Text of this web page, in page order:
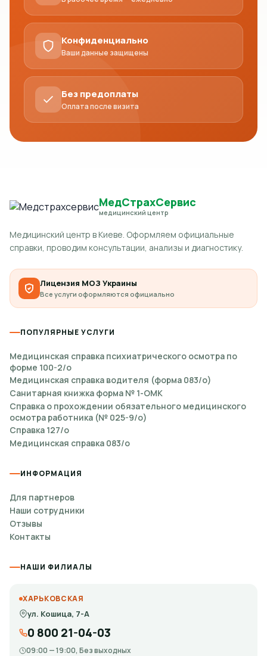
оформление от 30 минут при
консультация врача-нарколога;
документы от работодателя или
комиссии, если они есть;
если они требуются для оформления.
Конфиденциально
Ваши данные защищены
Без предоплаты
Оплата после визита
МедСтрахСервис
медицинский центр
Медицинский центр в Киеве. Оформляем официальные
справки, проводим консультации, анализы и диагностику.
Лицензия МОЗ Украины
Все услуги оформляются официально
ПОПУЛЯРНЫЕ УСЛУГИ
Медицинская справка психиатрического осмотра по
форме 100-2/о
Медицинская справка водителя (форма 083/о)
Санитарная книжка форма № 1-ОМК
Справка о прохождении обязательного медицинского
осмотра работника (№ 025-9/о)
Справка 127/о
Медицинская справка 083/о
ИНФОРМАЦИЯ
Для партнеров
Наши сотрудники
Отзывы
Контакты
НАШИ ФИЛИАЛЫ
ХАРЬКОВСКАЯ
ул. Кошица, 7-А
0 800 21-04-03
09:00 — 19:00, Без выходных